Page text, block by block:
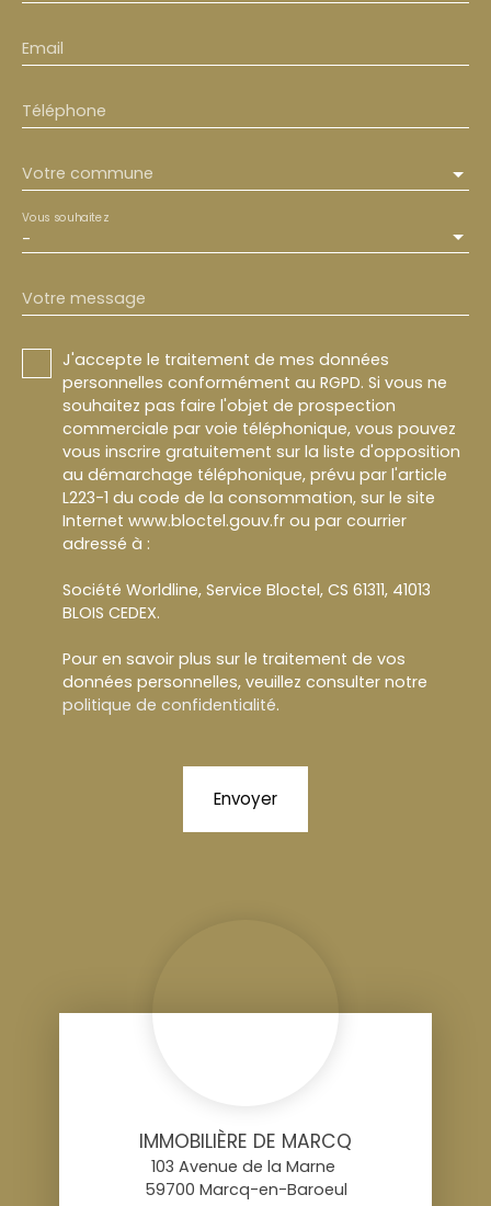
Email
Téléphone
Votre commune
-
Vous souhaitez
Votre message
J'accepte le traitement de mes données
personnelles conformément au RGPD. Si vous ne
souhaitez pas faire l'objet de prospection
commerciale par voie téléphonique, vous pouvez
vous inscrire gratuitement sur la liste d'opposition
au démarchage téléphonique, prévu par l'article
L223-1 du code de la consommation, sur le site
Internet www.bloctel.gouv.fr ou par courrier
adressé à :
Société Worldline, Service Bloctel, CS 61311, 41013
BLOIS CEDEX.
Pour en savoir plus sur le traitement de vos
données personnelles, veuillez consulter notre
politique de confidentialité.
Envoyer
IMMOBILIÈRE DE MARCQ
103 Avenue de la Marne
59700 Marcq-en-Baroeul